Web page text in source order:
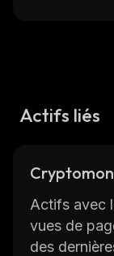
Actifs liés
Actifs avec
vues de
des